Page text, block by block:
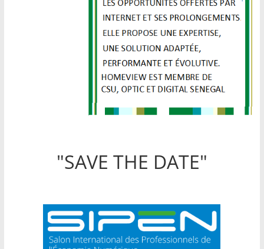
"SAVE THE DATE"